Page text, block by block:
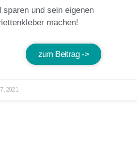
sparen und sein eigenen
machen!
zum Beitrag ->
2021